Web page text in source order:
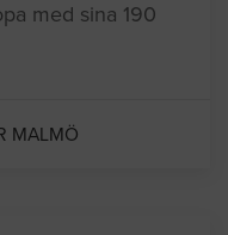
med sina 190
MALMÖ